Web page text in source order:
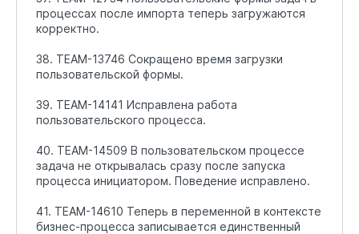
процессах после импорта теперь загружаются
корректно.
38. TEAM-13746 Сокращено время загрузки
пользовательской формы.
39. TEAM-14141 Исправлена работа
пользовательского процесса.
40. TEAM-14509 В пользовательском процессе
задача не открывалась сразу после запуска
процесса инициатором. Поведение исправлено.
41. TEAM-14610 Теперь в переменной в контексте
бизнес-процесса записывается единственный